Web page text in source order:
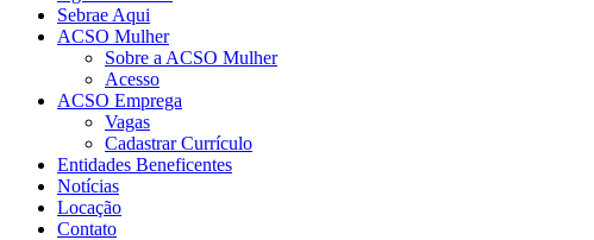
Sebrae Aqui
ACSO Mulher
Sobre a ACSO Mulher
Acesso
ACSO Emprega
Vagas
Cadastrar Currículo
Entidades Beneficentes
Notícias
Locação
Contato